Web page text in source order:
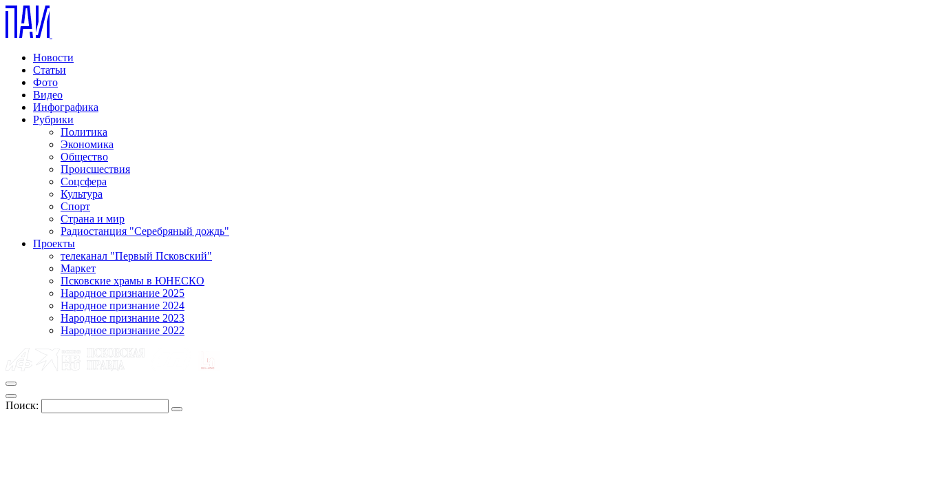
Новости
Статьи
Фото
Видео
Инфографика
Рубрики
Политика
Экономика
Общество
Происшествия
Соцсфера
Культура
Спорт
Страна и мир
Радиостанция "Серебряный дождь"
Проекты
телеканал "Первый Псковский"
Маркет
Псковские храмы в ЮНЕСКО
Народное признание 2025
Народное признание 2024
Народное признание 2023
Народное признание 2022
Поиск: